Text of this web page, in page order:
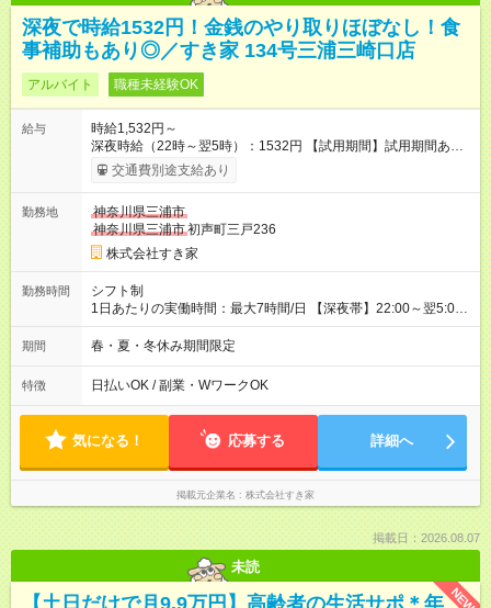
深夜で時給1532円！金銭のやり取りほぼなし！食
事補助もあり◎／すき家 134号三浦三崎口店
アルバイト 職種未経験OK
給与
時給1,532円～
深夜時給（22時～翌5時）：1532円 【試用期間】試用期間あり
試用期間の長さ：1ヶ月 雇用形態、給与は本採用時と同じです。
試用期間の実態は30日（※条件変更なし）ですが、切り上げで
同時給）
交通費別途支給あり
勤務地
神奈川県三浦市
神奈川県三浦市初声町三戸236
株式会社すき家
勤務時間
シフト制
1日あたりの実働時間：最大7時間/日 【深夜帯】22:00～翌5:00
週2日～・1日2h～OK◎ ※22:00から翌5:00までは18歳以上の方
のみ勤務可能です（18歳未満の深夜業務禁止のため） ★深夜で
す。 必ず、2名以上での勤務を行いますので、安心して働けま
す。
期間 春・夏・冬休み期間限定
特徴 日払いOK / 副業・WワークOK
気になる！ 応募する 詳細へ
掲載元企業名 株式会社すき家
掲載日：2026.08.07
未読
NEW
【土日だけで月9.9万円】高齢者の生活サポ＊年